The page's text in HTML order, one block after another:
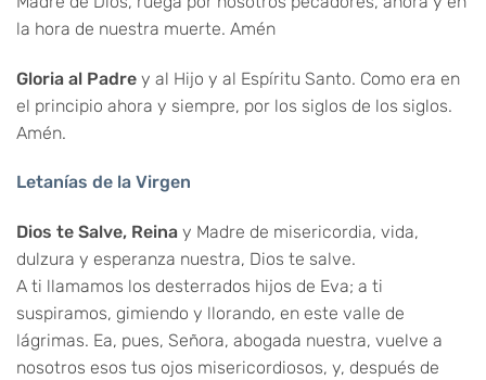
la hora de nuestra muerte. Amén
Gloria al Padre y al Hijo y al Espíritu Santo. Como era en
el principio ahora y siempre, por los siglos de los siglos.
Amén.
Letanías de la Virgen
Dios te Salve, Reina y Madre de misericordia, vida,
dulzura y esperanza nuestra, Dios te salve.
A ti llamamos los desterrados hijos de Eva; a ti
suspiramos, gimiendo y llorando, en este valle de
lágrimas. Ea, pues, Señora, abogada nuestra, vuelve a
nosotros esos tus ojos misericordiosos, y, después de